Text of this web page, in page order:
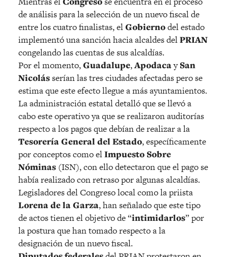
de análisis para la selección de un nuevo fiscal de
entre los cuatro finalistas, elGobiernodel estado
implementó una sanción hacia alcaldes delPRIAN
congelando las cuentas de sus alcaldías.
Por el momento,Guadalupe,ApodacaySan
Nicolásserían las tres ciudades afectadas pero se
estima que este efecto llegue a más ayuntamientos.
La administración estatal detalló que se llevó a
cabo este operativo ya que se realizaron auditorías
respecto a los pagos que debían de realizar a la
Tesorería General del Estado, específicamente
por conceptos como elImpuesto Sobre
Nóminas (ISN), con ello detectaron que el pago se
había realizado con retraso por algunas alcaldías.
Legisladores del Congreso local como la priista
Lorena de la Garza, han señalado que este tipo
de actos tienen el objetivo de “intimidarlos” por
la postura que han tomado respecto a la
designación de un nuevo fiscal.